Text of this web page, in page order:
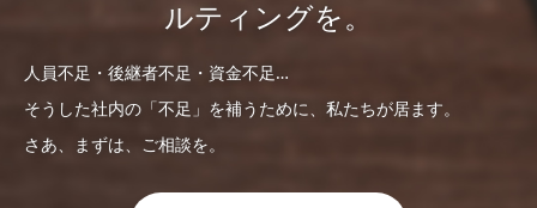
ルティングを。
人員不足・後継者不足・資金不足…
そうした社内の「不足」を補うために、私たちが居ます。
さあ、まずは、ご相談を。